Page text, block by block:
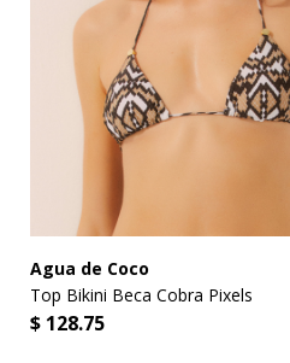
Agua de Coco
Top Bikini Beca Cobra Pixels
$ 128.75